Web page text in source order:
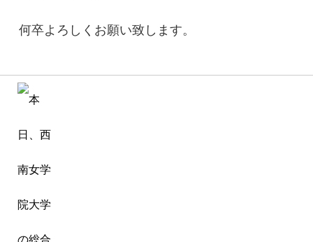
何卒よろしくお願い致します。